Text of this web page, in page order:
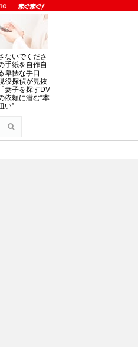
ないでくださ
手紙を自作自
卑怯な手口
役探偵が見抜
妻子を探すDV
依頼に潜む“本
い”